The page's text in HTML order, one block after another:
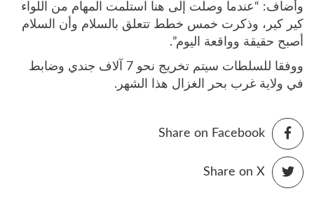
وأضاف: “عندما وصلت إلى هنا استلمت المهام من اللواء
كير كير، وذكرت خمس خطط تتعلق بالسلام وأن السلام
أصبح حقيقة وواقعة اليوم”.
ووفقا للسلطات سيتم تخريج نحو 7 آلاف جندي وضابط
في ولاية غرب بحر الغزال هذا الشهر.
Share on Facebook
Share on X